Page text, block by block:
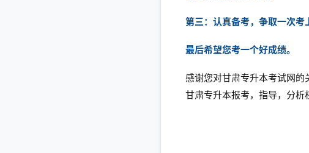
第三：认真备考，争取一次考
最后希望您考一个好成绩。
感谢您对甘肃专升本考试网的
甘肃专升本报考，指导，分析